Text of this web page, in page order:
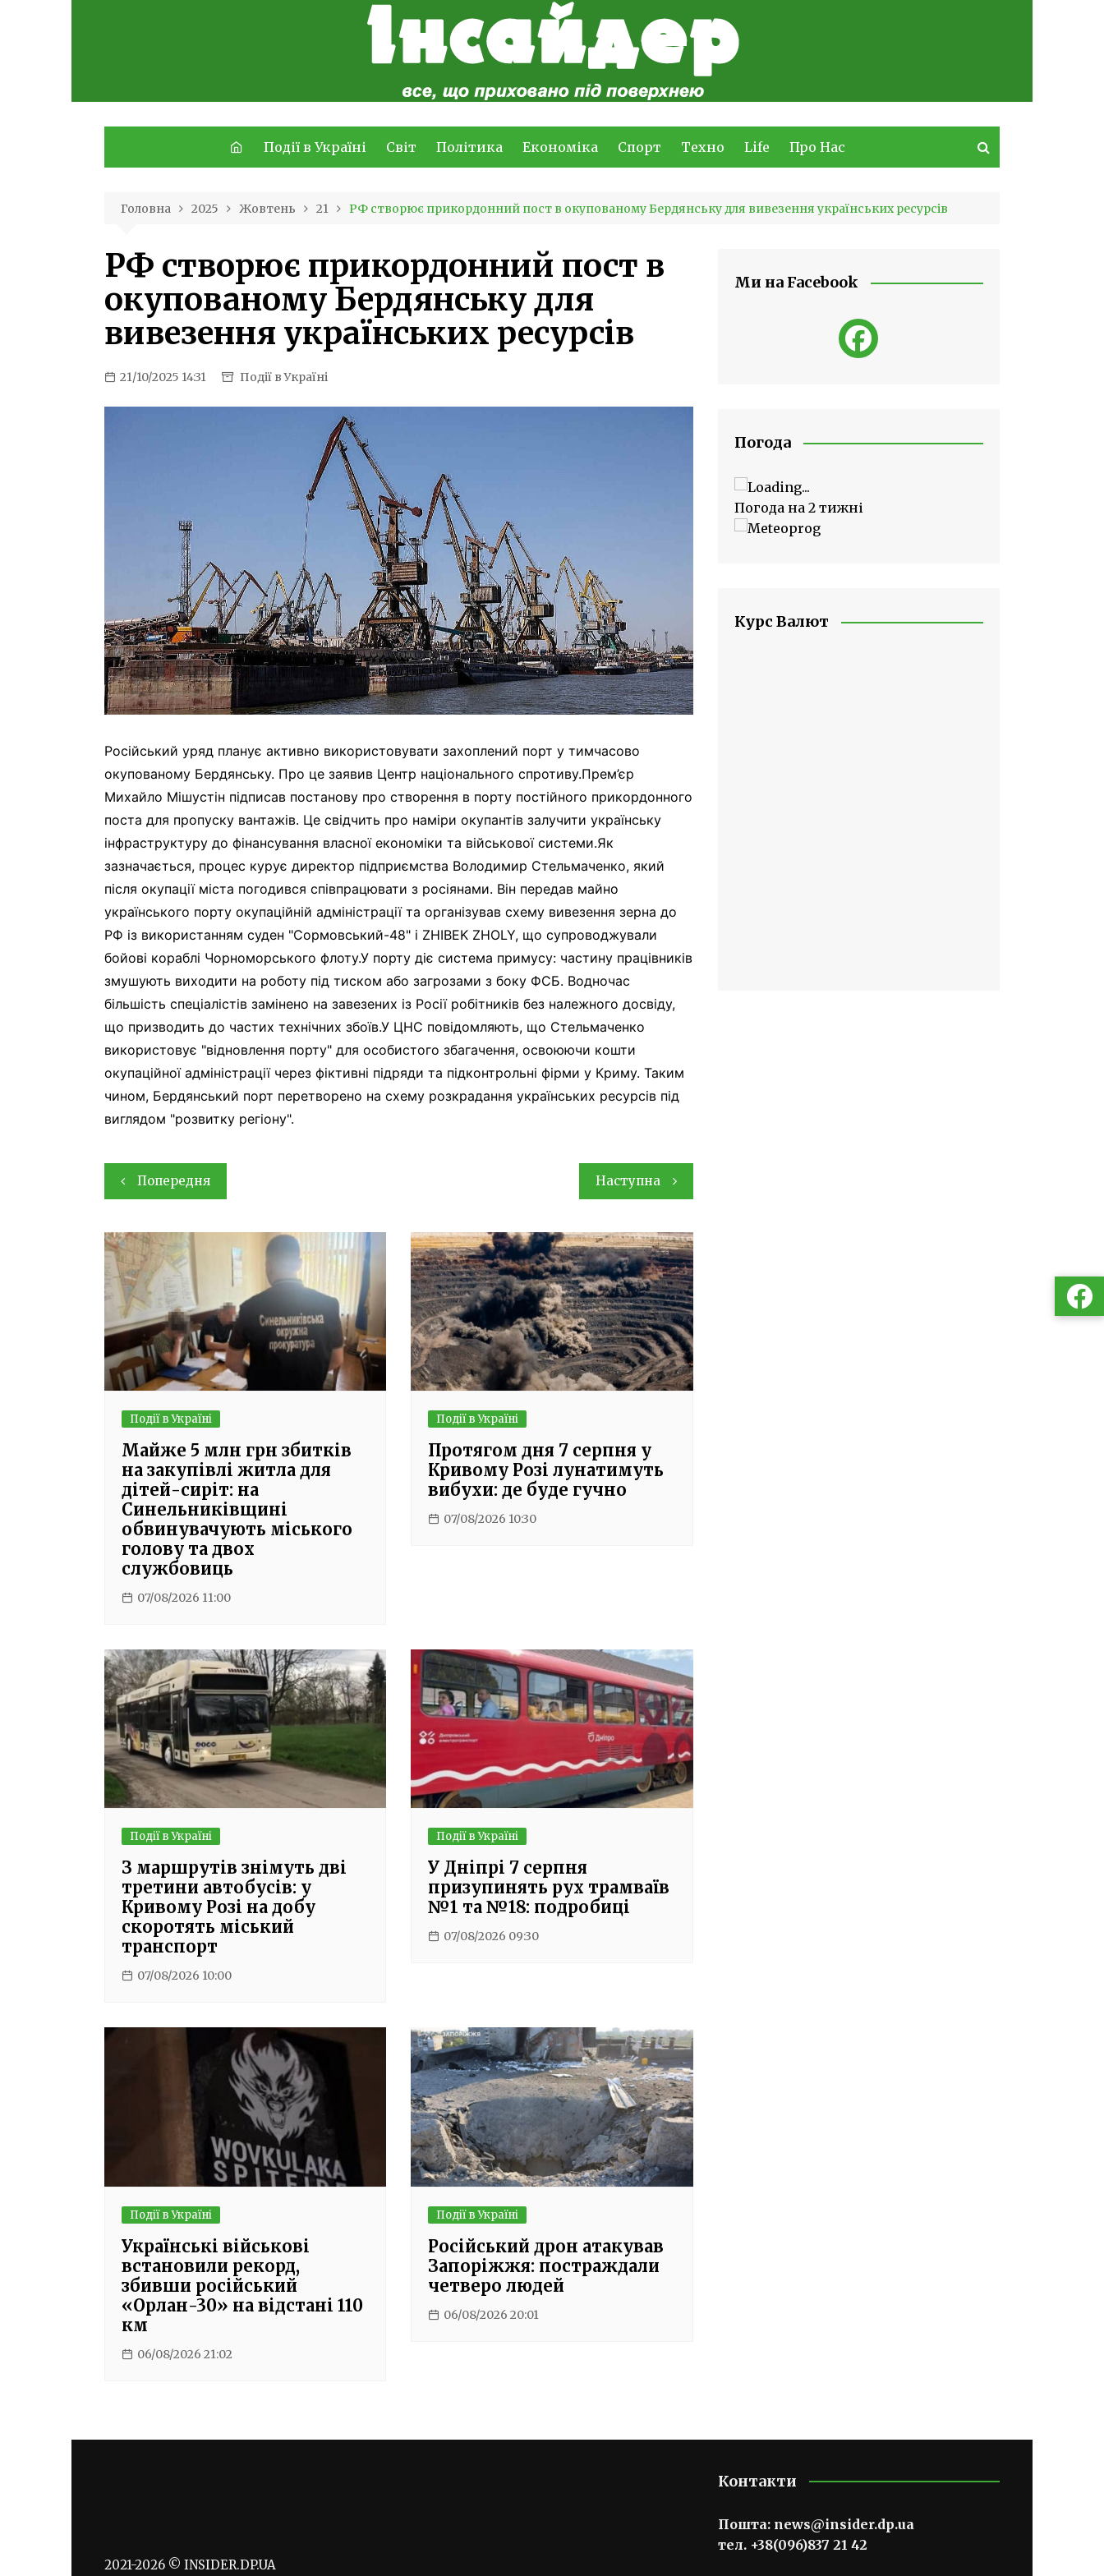
Події в Україні Світ Політика Економіка Спорт Техно Life Про Нас
Головна 2025 Жовтень 21 РФ створює прикордонний пост в окупованому Бердянську для вивезення українських ресурсів
РФ створює прикордонний пост в
окупованому Бердянську для
вивезення українських ресурсів
21/10/2025 14:31 Події в Україні
Російський уряд планує активно використовувати захоплений порт у тимчасово
окупованому Бердянську. Про це заявив Центр національного спротиву.Прем’єр
Михайло Мішустін підписав постанову про створення в порту постійного прикордонного
поста для пропуску вантажів. Це свідчить про наміри окупантів залучити українську
інфраструктуру до фінансування власної економіки та військової системи.Як
зазначається, процес курує директор підприємства Володимир Стельмаченко, який
після окупації міста погодився співпрацювати з росіянами. Він передав майно
українського порту окупаційній адміністрації та організував схему вивезення зерна до
РФ із використанням суден "Сормовський-48" і ZHIBEK ZHOLY, що супроводжували
бойові кораблі Чорноморського флоту.У порту діє система примусу: частину працівників
змушують виходити на роботу під тиском або загрозами з боку ФСБ. Водночас
більшість спеціалістів замінено на завезених із Росії робітників без належного досвіду,
що призводить до частих технічних збоїв.У ЦНС повідомляють, що Стельмаченко
використовує "відновлення порту" для особистого збагачення, освоюючи кошти
окупаційної адміністрації через фіктивні підряди та підконтрольні фірми у Криму. Таким
чином, Бердянський порт перетворено на схему розкрадання українських ресурсів під
виглядом "розвитку регіону".
Навігація
записів
Попередня Наступна
Події в Україні
Майже 5 млн грн збитків
на закупівлі житла для
дітей-сиріт: на
Синельниківщині
обвинувачують міського
голову та двох
службовиць
07/08/2026 11:00
Події в Україні
Протягом дня 7 серпня у
Кривому Розі лунатимуть
вибухи: де буде гучно
07/08/2026 10:30
Події в Україні
З маршрутів знімуть дві
третини автобусів: у
Кривому Розі на добу
скоротять міський
транспорт
07/08/2026 10:00
Події в Україні
У Дніпрі 7 серпня
призупинять рух трамваїв
№1 та №18: подробиці
07/08/2026 09:30
Події в Україні
Українські військові
встановили рекорд,
збивши російський
«Орлан-30» на відстані 110
км
06/08/2026 21:02
Події в Україні
Російський дрон атакував
Запоріжжя: постраждали
четверо людей
06/08/2026 20:01
Ми на Facebook
Погода
Погода на 2 тижні
Курс Валют
Контакти
Пошта: news@insider.dp.ua
тел. +38(096)837 21 42
2021-2026 © INSIDER.DP.UA